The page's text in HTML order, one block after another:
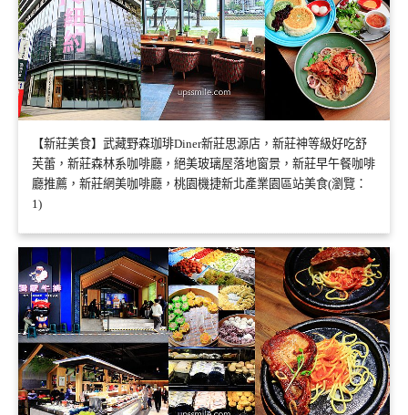
【新莊美食】武藏野森珈琲Diner新莊思源店，新莊神等級好吃舒
芙蕾，新莊森林系咖啡廳，絕美玻璃屋落地窗景，新莊早午餐咖啡
廳推薦，新莊網美咖啡廳，桃園機捷新北產業園區站美食(瀏覽：
1)